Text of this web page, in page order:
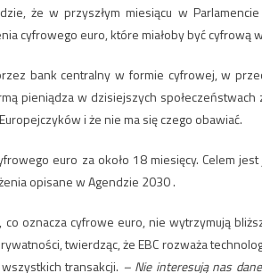
że ​​w przyszłym miesiącu w
cyfrowego euro, które miałoby być cyfrową
bank centralny w formie cyfrowej, w
pieniądza w dzisiejszych społeczeństwach
i że nie ma się czego obawiać.
euro za około 18 miesięcy. Celem
opisane w Agendzie 2030 .
oznacza cyfrowe euro, nie wytrzymują
twierdząc, że EBC rozważa
transakcji. – Nie interesują nas